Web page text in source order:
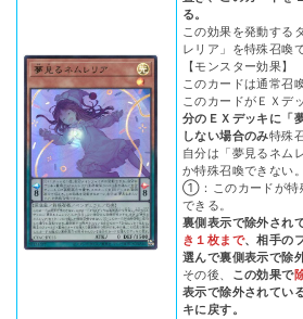
る。
この効果を発動する
レリア」を特殊召喚
【モンスター効果】
このカードは通常召
このカードがＥＸデ
分のＥＸデッキに「
しない場合のみ特殊
自分は「夢見るネム
か特殊召喚できない。
①：このカードが特
できる。
裏側表示で除外され
き１枚まで、相手の
選んで裏側表示で除
その後、
この効果で
表示で除外されてい
キに戻す。